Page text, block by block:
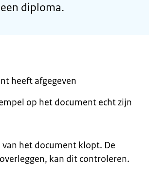
diploma.
heeft afgegeven
op het document echt zijn
het document klopt. De
kan dit controleren.